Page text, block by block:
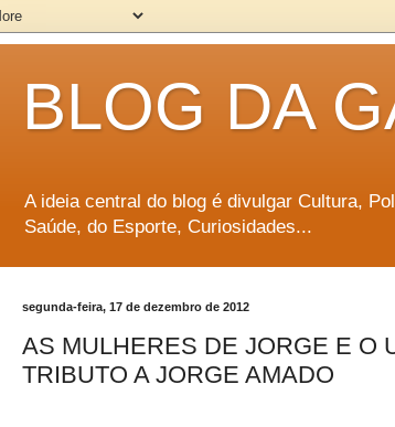
BLOG DA
A ideia central do blog é divulgar Cultura,
Saúde, do Esporte, Curiosidades...
segunda-feira, 17 de dezembro de 2012
AS MULHERES DE JORGE E O
TRIBUTO A JORGE AMADO